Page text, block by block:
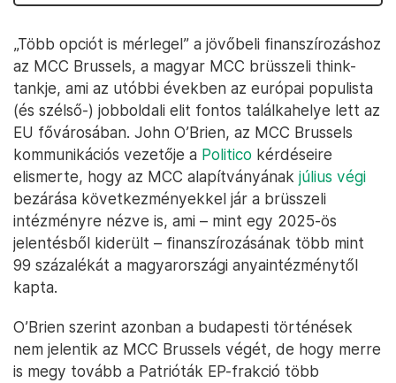
„Több opciót is mérlegel” a jövőbeli finanszírozáshoz
az MCC Brussels, a magyar MCC brüsszeli think-
tankje, ami az utóbbi években az európai populista
(és szélső-) jobboldali elit fontos találkahelye lett az
EU fővárosában. John O’Brien, az MCC Brussels
kommunikációs vezetője a Politico kérdéseire
elismerte, hogy az MCC alapítványának július végi
bezárása következményekkel jár a brüsszeli
intézményre nézve is, ami – mint egy 2025-ös
jelentésből kiderült – finanszírozásának több mint
99 százalékát a magyarországi anyaintézménytől
kapta.
O’Brien szerint azonban a budapesti történések
nem jelentik az MCC Brussels végét, de hogy merre
is megy tovább a Patrióták EP-frakció több